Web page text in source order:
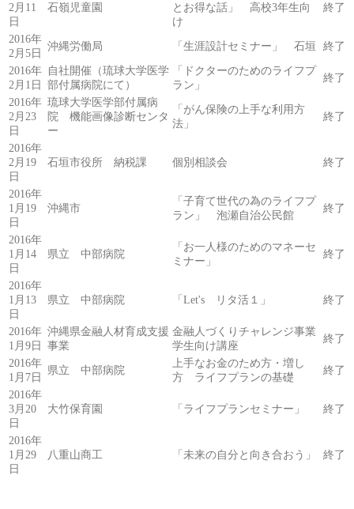
2月11
日
石嶺児童園
とお得な話」 高校3年生向
け
終了
2016年
2月5日
沖縄労働局 「生涯設計セミナー」 石垣 終了
2016年
2月1日
自社開催（琉球大学医学
部付属病院にて）
「ドクターのためのライフプ
ラン」
終了
2016年
2月23
日
琉球大学医学部付属病
院 機能画像診断センタ
ー
「がん保険の上手な利用方
法」
終了
2016年
2月19
日
石垣市役所 納税課 個別相談会 終了
2016年
1月19
日
沖縄市
「子育て世代の為のライフプ
ラン」 泡瀬自治公民館
終了
2016年
1月14
日
県立 中部病院
「お一人様のためのマネーセ
ミナー」
終了
2016年
1月13
日
県立 中部病院 「Let's リタ活１」 終了
2016年
1月9日
沖縄県金融人材育成支援
事業
金融人づくりチャレンジ事業
学生向け講座
終了
2016年
1月7日
県立 中部病院
上手なお金のため方・増し
方 ライフプランの基礎
終了
2016年
3月20
日
大竹保育園 「ライフプランセミナー」 終了
2016年
1月29
日
八重山商工 「未来の自分と向き合おう」 終了